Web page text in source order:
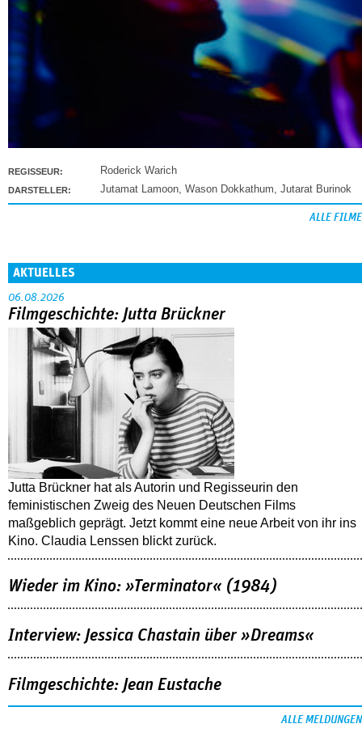
REGISSEUR: Roderick Warich
DARSTELLER: Jutamat Lamoon, Wason Dokkathum, Jutarat Burinok
ALLE FILME
AKTUELLES
06.08.2026
Filmgeschichte: Jutta Brückner
Jutta Brückner hat als Autorin und Regisseurin den
feministischen Zweig des Neuen Deutschen Films
maßgeblich geprägt. Jetzt kommt eine neue Arbeit von ihr ins
Kino. Claudia Lenssen blickt zurück.
Wieder im Kino: »Terminator« (1984)
Interview: Jessica Chastain über »Dreams«
Filmgeschichte: Jean Eustache
ALLE MELDUNGEN